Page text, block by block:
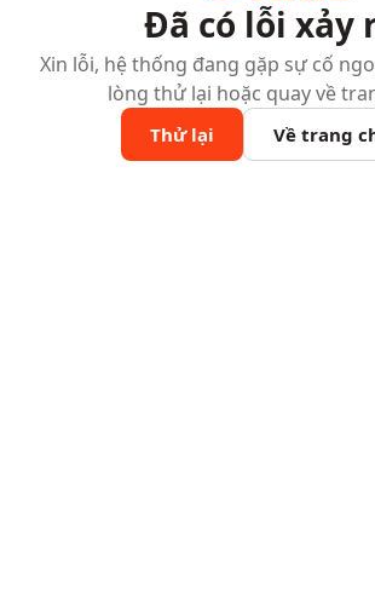
Đã có lỗi xảy
Xin lỗi, hệ thống đang gặp sự cố
lòng thử lại hoặc quay về
Thử lại Về trang